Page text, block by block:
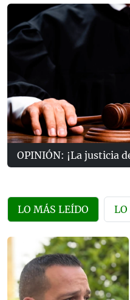
OPINIÓN: ¡La justicia
LO MÁS LEÍDO LO